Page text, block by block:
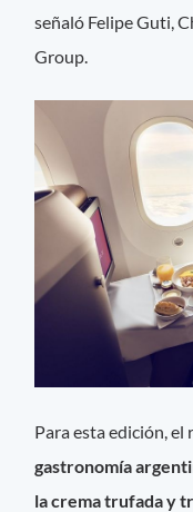
señaló Felipe Guti,
Group.
Para esta edición,
gastronomía
la crema trufada y